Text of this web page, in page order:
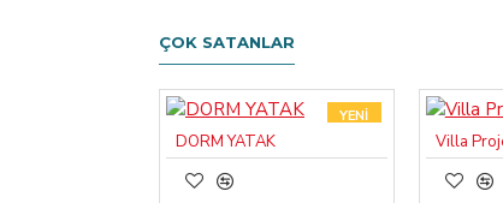
ÇOK SATANLAR
YENI
DORM YATAK Villa